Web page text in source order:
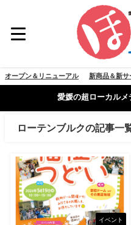
オープン＆リニューアル 新商品＆新サ
愛媛の超ローカルメ
ローテンブルクの記事一
イベント